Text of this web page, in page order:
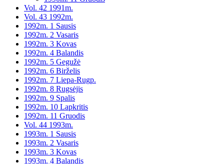
Vol. 42 1991m.
Vol. 43 1992m.
1992m. 1 Sausis
1992m. 2 Vasaris
1992m. 3 Kovas
1992m. 4 Balandis
1992m. 5 Gegužė
1992m. 6 Birželis
1992m. 7 Liepa-Rugp.
1992m. 8 Rugsėjis
1992m. 9 Spalis
1992m. 10 Lapkritis
1992m. 11 Gruodis
Vol. 44 1993m.
1993m. 1 Sausis
1993m. 2 Vasaris
1993m. 3 Kovas
1993m. 4 Balandis